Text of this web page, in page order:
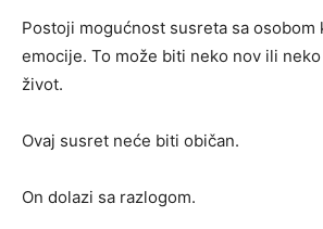
Postoji mogućnost susreta sa osobom
emocije. To može biti neko nov ili
život.
Ovaj susret neće biti običan.
On dolazi sa razlogom.